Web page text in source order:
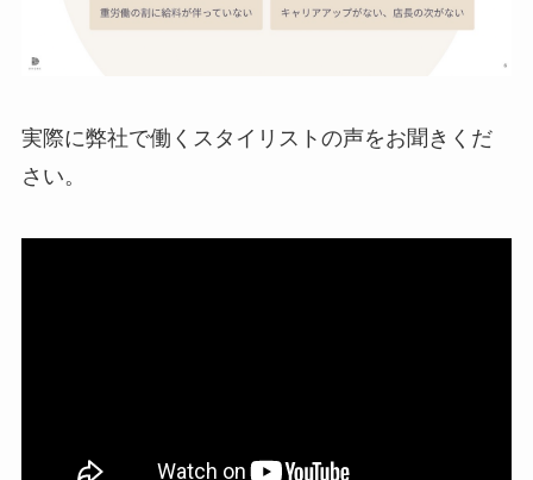
実際に弊社で働くスタイリストの声をお聞きくだ
さい。